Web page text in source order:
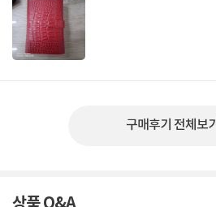
구매후기 전체보기